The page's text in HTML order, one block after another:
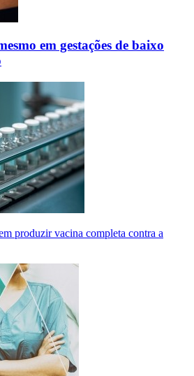
em gestações de baixo
produzir vacina completa contra a